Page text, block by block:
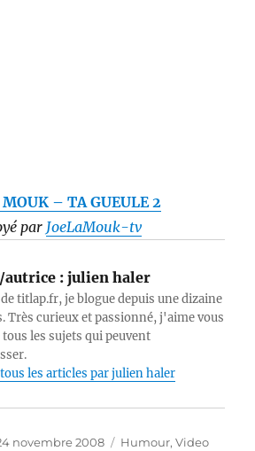
MOUK – TA GUEULE 2
par JoeLaMouk-tv
autrice : julien haler
titlap.fr, je blogue depuis une dizaine
Très curieux et passionné, j'aime vous
tous les sujets qui peuvent
les articles par julien haler
novembre 2008 Catégories
Humour,Video